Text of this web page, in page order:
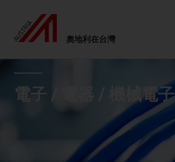
奧地利在台灣
Inhalt
industry page
電子 / 電器 / 機械電子